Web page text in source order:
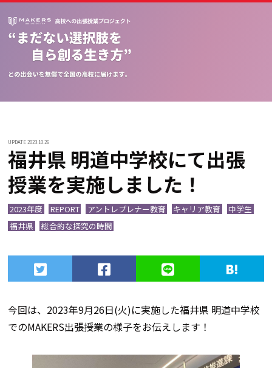
UPDATE 2023.10.26
福井県 明道中学校にて出張
授業を実施しました！
2023年度 REPORT アントレプレナー教育 キャリア教育
中学生
福井県
総合的な探究の時間
今回は、2023年9月26日(火)に実施した福井県 明道中学校
でのMAKERS出張授業の様子をお伝えします！